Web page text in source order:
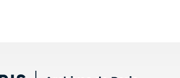
Archives de Paris